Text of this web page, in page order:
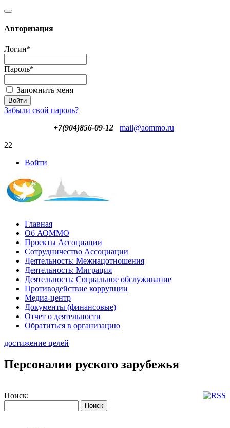
Авторизация
Логин*
Пароль*
Запомнить меня
Забыли свой пароль?
+7(904)856-09-12
mail@aommo.ru
22
Войти
Главная
Об АОММО
Проекты Ассоциации
Сотрудничество Ассоциации
Деятельность: Межнацотношения
Деятельность: Миграция
Деятельность: Социальное обслуживание
Противодействие коррупции
Медиа-центр
Документы (финансовые)
Отчет о деятельности
Обратиться в организацию
достижение целей
Персоналии руского зарубежья
Поиск: